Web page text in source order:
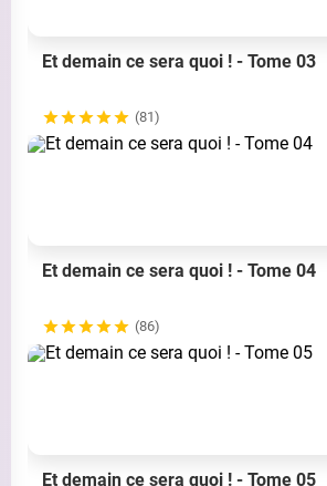
Et demain ce sera quoi ! - Tome 03
(81)
Et demain ce sera quoi ! - Tome 04
(86)
Et demain ce sera quoi ! - Tome 05